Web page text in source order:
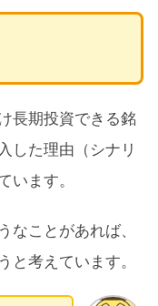
長期投資できる銘
した理由（シナリ
います。
なことがあれば、
と考えています。